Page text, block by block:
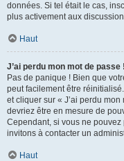
données. Si tel était le cas,
plus activement aux
Haut
J’ai perdu mon mot de passe !
Pas de panique ! Bien que
peut facilement être
et cliquer sur « J’ai perdu
devriez être en mesure de
Cependant, si vous ne
invitons à contacter un
Haut